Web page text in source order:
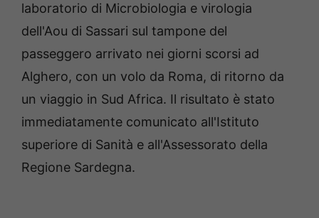
laboratorio di Microbiologia e virologia
dell'Aou di Sassari sul tampone del
passeggero arrivato nei giorni scorsi ad
Alghero, con un volo da Roma, di ritorno da
un viaggio in Sud Africa. Il risultato è stato
immediatamente comunicato all'Istituto
superiore di Sanità e all'Assessorato della
Regione Sardegna.